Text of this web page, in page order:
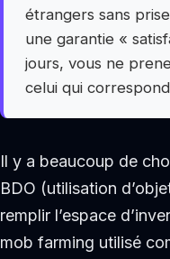
étrangers sans
une garantie «
jours, vous ne
celui qui
Il y a beaucoup de
BDO (utilisation
remplir l’espace
mob farming utilisé